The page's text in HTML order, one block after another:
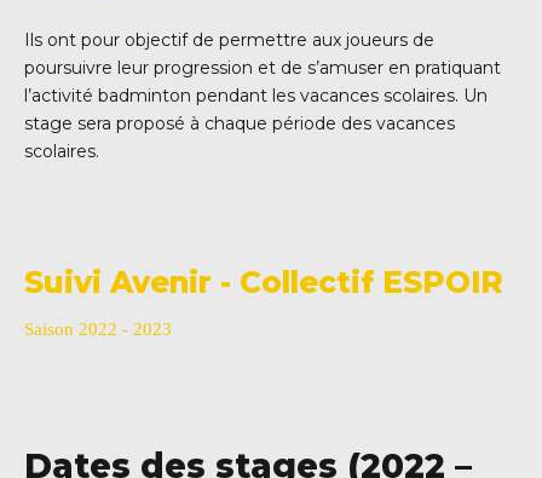
Ils ont pour objectif de permettre aux joueurs de
poursuivre leur progression et de s’amuser en pratiquant
l’activité badminton pendant les vacances scolaires. Un
stage sera proposé à chaque période des vacances
scolaires.
Suivi Avenir - Collectif ESPOIR
Saison 2022 - 2023
Dates des stages (2022 –